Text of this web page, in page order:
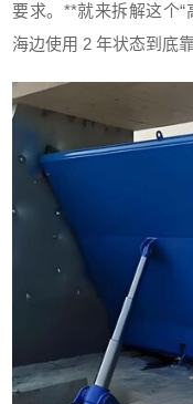
要求。**就来拆解这个
海边使用 2 年状态到底